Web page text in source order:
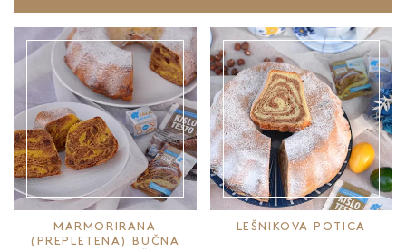
MARMORIRANA
(PREPLETENA) BUČNA
LEŠNIKOVA POTICA